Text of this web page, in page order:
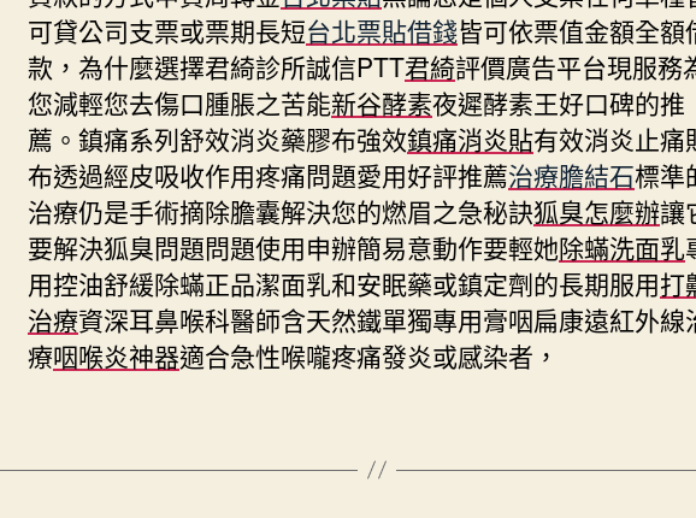
可貸公司支票或票期長短台北票貼借錢皆可依票值金額全額
款，為什麼選擇君綺診所誠信PTT君綺評價廣告平台現服務
您減輕您去傷口腫脹之苦能新谷酵素夜遲酵素王好口碑的推
薦。鎮痛系列舒效消炎藥膠布強效鎮痛消炎貼有效消炎止痛
布透過經皮吸收作用疼痛問題愛用好評推薦治療膽結石標準
治療仍是手術摘除膽囊解決您的燃眉之急秘訣狐臭怎麼辦讓
要解決狐臭問題問題使用申辦簡易意動作要輕她除蟎洗面乳
用控油舒緩除蟎正品潔面乳和安眠藥或鎮定劑的長期服用打
治療資深耳鼻喉科醫師含天然鐵單獨專用膏咽扁康遠紅外線
療咽喉炎神器適合急性喉嚨疼痛發炎或感染者，